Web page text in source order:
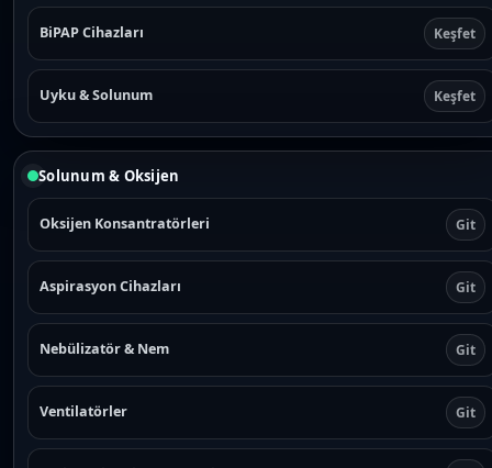
BiPAP Cihazları Keşfet
Uyku & Solunum Keşfet
Solunum & Oksijen
Oksijen Konsantratörleri Git
Aspirasyon Cihazları Git
Nebülizatör & Nem Git
Ventilatörler Git